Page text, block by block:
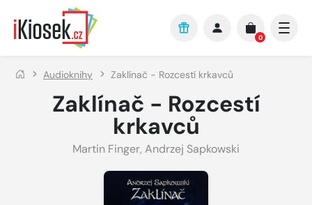
Přejít na hlavní obsah
0
Audioknihy Zaklínač - Rozcestí krkavců
Zaklínač - Rozcestí
krkavců
Martin Finger, Andrzej Sapkowski